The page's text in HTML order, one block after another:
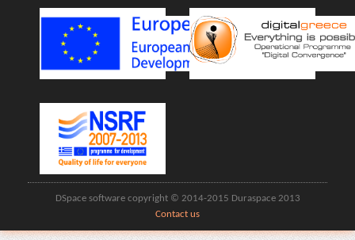
DSpace software copyright © 2014-2015 Duraspace 2013
Contact us